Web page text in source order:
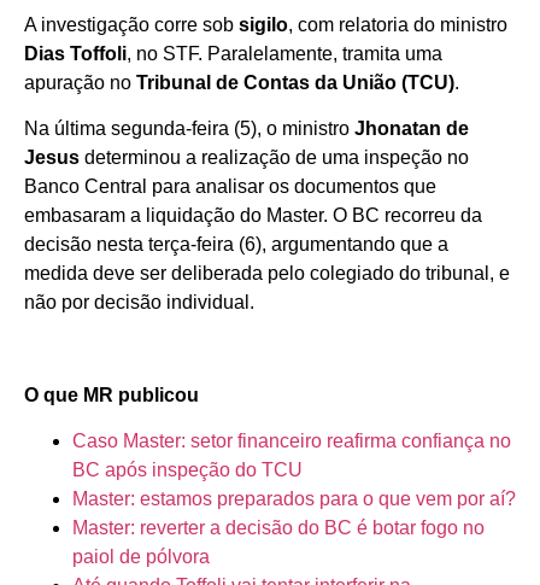
A investigação corre sob sigilo, com relatoria do ministro
Dias Toffoli, no STF. Paralelamente, tramita uma
apuração no Tribunal de Contas da União (TCU).
Na última segunda-feira (5), o ministro Jhonatan de
Jesus determinou a realização de uma inspeção no
Banco Central para analisar os documentos que
embasaram a liquidação do Master. O BC recorreu da
decisão nesta terça-feira (6), argumentando que a
medida deve ser deliberada pelo colegiado do tribunal, e
não por decisão individual.
O que MR publicou
Caso Master: setor financeiro reafirma confiança no
BC após inspeção do TCU
Master: estamos preparados para o que vem por aí?
Master: reverter a decisão do BC é botar fogo no
paiol de pólvora